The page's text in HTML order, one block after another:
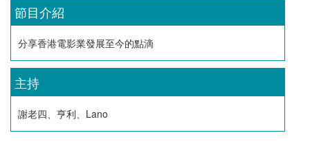
節目介紹
分享香港電影業發展至今的點滴
主持
謝老四、亨利、Lano